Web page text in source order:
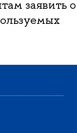
заявить о